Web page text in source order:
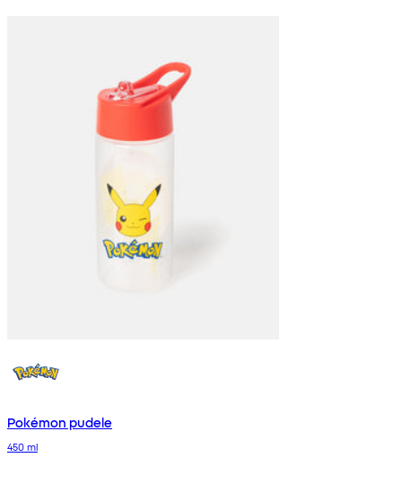
Pokémon pudele
450 ml